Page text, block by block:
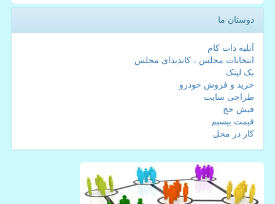
دوستان ما
آتلیه دات کام
انتخابات مجلس ، کاندیدای مجلس
بک لینک
خرید و فروش خودرو
طراحی سایت
فیش حج
قیمت بیسیم
کار در محل